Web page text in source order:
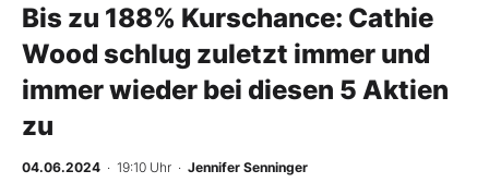
News
Anlageprodukte
Finanz-Check
Abo & Shop
Bis zu 188% Kurschance: Cathie
Wood schlug zuletzt immer und
immer wieder bei diesen 5 Aktien
zu
04.06.2024 · 19:10 Uhr · Jennifer Senninger